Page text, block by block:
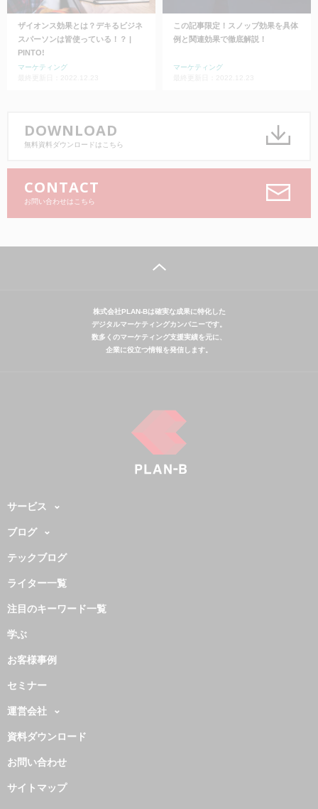
ザイオンス効果とは？デキるビジネ
スパーソンは皆使っている！？ |
PINTO!
マーケティング
この記事限定！スノッブ効果を具体
例と関連効果で徹底解説！
マーケティング
DOWNLOAD
無料資料ダウンロードはこちら
CONTACT
お問い合わせはこちら
株式会社PLAN-Bは確実な成果に特化した
デジタルマーケティングカンパニーです。
数多くのマーケティング支援実績を元に、
企業に役立つ情報を発信します。
サービス
ブログ
テックブログ
ライター一覧
注目のキーワード一覧
学ぶ
お客様事例
セミナー
運営会社
資料ダウンロード
お問い合わせ
サイトマップ